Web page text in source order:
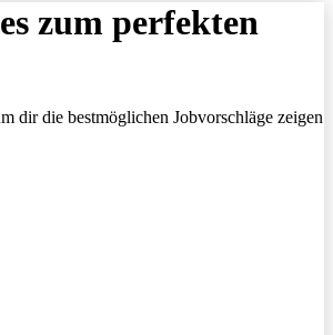
zum perfekten
dir die bestmöglichen Jobvorschläge zeigen